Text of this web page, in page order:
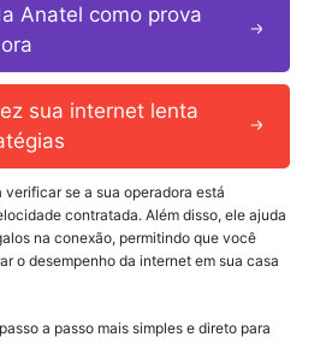
Anatel como prova
sua internet lenta
verificar se a sua operadora está
contratada. Além disso, ele ajuda
na conexão, permitindo que você
o desempenho da internet em sua casa
a passo mais simples e direto para